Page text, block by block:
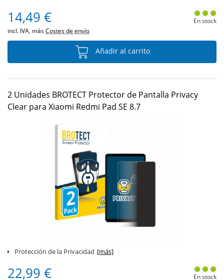
14,49 €
incl. IVA, másCostes de envío
En stock
Añadir al carrito
2 Unidades BROTECT Protector de Pantalla Privacy
Clear para Xiaomi Redmi Pad SE 8.7
Protección de la Privacidad [más]
22,99 € En stock